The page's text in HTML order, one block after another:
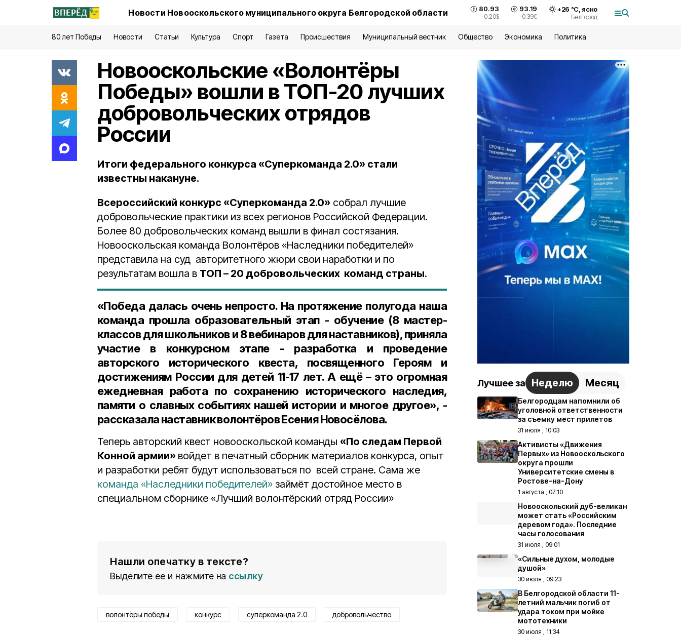
Новости Новооскольского муниципального округа Белгородской области 80.93
-0.20$
93.19
-0.39€
+26 °С, ясно
Белгород
80 лет Победы Новости Статьи Культура Спорт Газета Происшествия Муниципальный вестник Общество Экономика Политика
Новооскольские «Волонтёры
Победы» вошли в ТОП-20 лучших
добровольческих отрядов
России
Итоги федерального конкурса «Суперкоманда 2.0» стали
известны накануне.
Всероссийский конкурс «Суперкоманда 2.0» собрал лучшие
добровольческие практики из всех регионов Российской Федерации.
Более 80 добровольческих команд вышли в финал состязания.
Новооскольская команда Волонтёров «Наследники победителей»
представила на суд авторитетного жюри свои наработки и по
результатам вошла в ТОП – 20 добровольческих команд страны.
«Победа далась очень непросто. На протяжение полугода наша
команда прошла образовательный этап - обучение (8 мастер-
классов для школьников и 8 вебинаров для наставников), приняла
участие в конкурсном этапе - разработка и проведение
авторского исторического квеста, посвященного Героям и
достижениям России для детей 11-17 лет. А ещё – это огромная
ежедневная работа по сохранению исторического наследия,
памяти о славных событиях нашей истории и многое другое», -
рассказала наставник волонтёров Есения Новосёлова.
Теперь авторский квест новооскольской команды «По следам Первой
Конной армии» войдет в печатный сборник материалов конкурса, опыт
и разработки ребят будут использоваться по всей стране. Сама же
команда «Наследники победителей» займёт достойное место в
специальном сборнике «Лучший волонтёрский отряд России»
Нашли опечатку в тексте?
Выделите ее и нажмите на ссылку
волонтёры победы конкурс суперкоманда 2.0 добровольчество
Лучшее за Неделю Месяц
Белгородцам напомнили об
уголовной ответственности
за съемку мест прилетов
31 июля , 10:03
Активисты «Движения
Первых» из Новооскольского
округа прошли
Университетские смены в
Ростове-на-Дону
1 августа , 07:10
Новооскольский дуб-великан
может стать «Российским
деревом года». Последние
часы голосования
31 июля , 09:01
«Сильные духом, молодые
душой»
30 июля , 09:23
В Белгородской области 11-
летний мальчик погиб от
удара током при мойке
мототехники
30 июля , 11:34